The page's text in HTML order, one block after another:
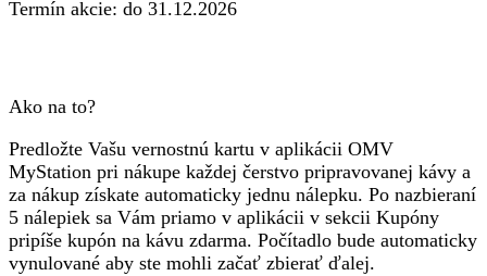
Termín akcie: do 31.12.2026
Ako na to?
Predložte Vašu vernostnú kartu v aplikácii OMV
MyStation pri nákupe každej čerstvo pripravovanej kávy a
za nákup získate automaticky jednu nálepku. Po nazbieraní
5 nálepiek sa Vám priamo v aplikácii v sekcii Kupóny
pripíše kupón na kávu zdarma. Počítadlo bude automaticky
vynulované aby ste mohli začať zbierať ďalej.